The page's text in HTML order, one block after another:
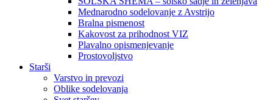
Mednarodno sodelovanje z Avstrijo
Bralna pismenost
Kakovost za prihodnost VIZ
Plavalno opismenjevanje
Prostovoljstvo
Starši
Varstvo in prevozi
Oblike sodelovanja